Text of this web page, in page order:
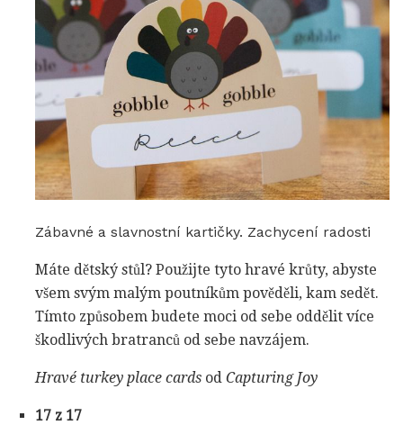
Zábavné a slavnostní kartičky. Zachycení radosti
Máte dětský stůl? Použijte tyto hravé krůty, abyste
všem svým malým poutníkům pověděli, kam sedět.
Tímto způsobem budete moci od sebe oddělit více
škodlivých bratranců od sebe navzájem.
Hravé turkey place cards od Capturing Joy
17 z 17